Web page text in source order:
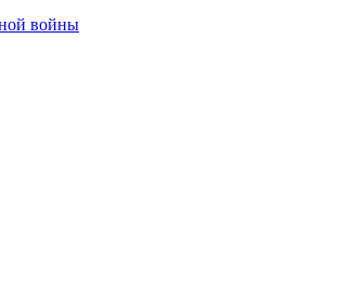
войны